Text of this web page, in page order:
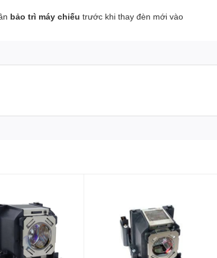
bảo trì máy chiếu trước khi thay đèn mới vào